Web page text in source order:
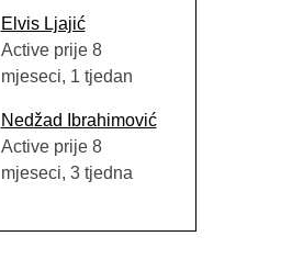
Elvis Ljajić
Active prije 8
mjeseci, 1 tjedan
Nedžad Ibrahimović
Active prije 8
mjeseci, 3 tjedna